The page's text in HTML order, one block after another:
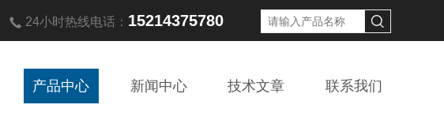
24小时热线电话： 15214375780
产品中心 新闻中心 技术文章 联系我们